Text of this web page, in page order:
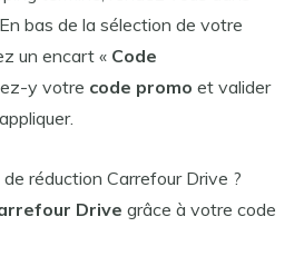
bas de la sélection de votre
un encart « Code
y votre code promo et valider
réduction Carrefour Drive ?
Drive grâce à votre code